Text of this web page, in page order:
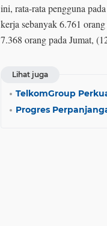
ini, rata-rata pengguna
kerja sebanyak 6.761
7.368 orang pada Jumat,
Lihat juga
TelkomGroup
Progres